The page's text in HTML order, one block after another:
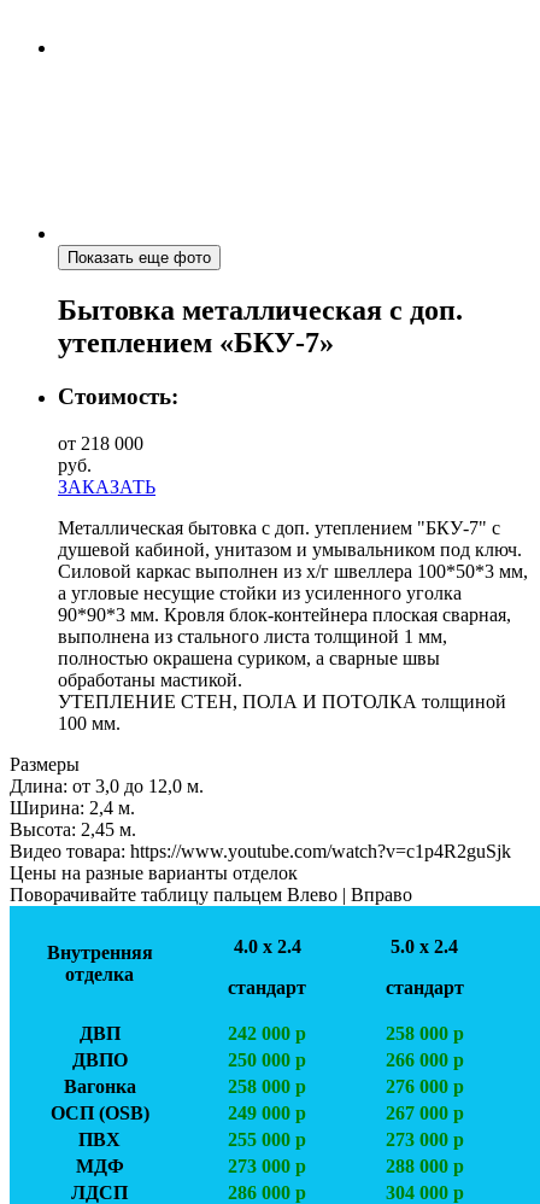
Показать еще фото
Бытовка металлическая с доп.
утеплением «БКУ-7»
Стоимость:
от 218 000
руб.
ЗАКАЗАТЬ
Металлическая бытовка с доп. утеплением "БКУ-7" с
душевой кабиной, унитазом и умывальником под ключ.
Силовой каркас выполнен из х/г швеллера 100*50*3 мм,
а угловые несущие стойки из усиленного уголка
90*90*3 мм. Кровля блок-контейнера плоская сварная,
выполнена из стального листа толщиной 1 мм,
полностью окрашена суриком, а сварные швы
обработаны мастикой.
УТЕПЛЕНИЕ СТЕН, ПОЛА И ПОТОЛКА толщиной
100 мм.
Размеры
Длина: от 3,0 до 12,0 м.
Ширинa: 2,4 м.
Высота: 2,45 м.
Видео товара: https://www.youtube.com/watch?v=c1p4R2guSjk
Цены на разные варианты отделок
Поворачивайте таблицу пальцем Влево | Вправо
Внутренняя
отделка
4.0 х 2.4
стандарт
5.0 х 2.4
стандарт
ДВП 242 000 р
258 000 р
ДВПО
250 000 р
266 000 р
Вагонка
258 000 р
276 000 р
ОСП (OSB)
249 000 р
267 000 р
ПВХ
255 000 р
273 000 р
МДФ
273 000 р
288 000 р
ЛДСП
286 000 р 304 000 р